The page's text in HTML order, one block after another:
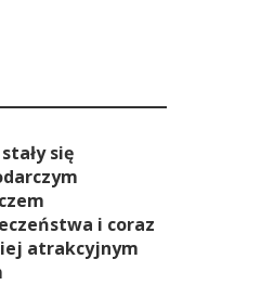
się
i coraz
atrakcyjnym